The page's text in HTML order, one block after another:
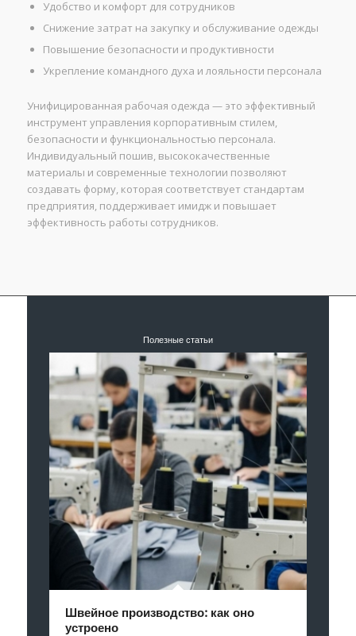
Удобство и комфорт для сотрудников
Снижение затрат на закупку и обслуживание одежды
Повышение безопасности и продуктивности
Укрепление командного духа и лояльности персонала
Унифицированная рабочая одежда — это эффективный
инструмент управления корпоративным стилем,
безопасности и функциональностью персонала.
Индивидуальный пошив, высококачественные
материалы и современные технологии позволяют
создавать форму, которая соответствует стандартам
предприятия, поддерживает имидж и повышает
эффективность работы сотрудников.
Полезные статьи
Швейное производство: как оно
устроено